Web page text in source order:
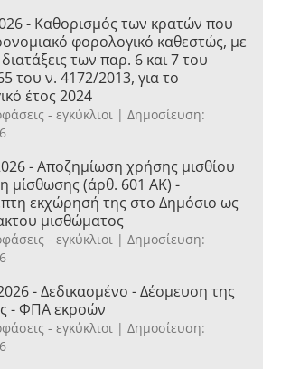
- Καθορισμός των κρατών που
φορολογικό καθεστώς, με
των παρ. 6 και 7 του
του ν. 4172/2013, για το
έτος 2024
- εγκύκλιοι
Δημοσίευση:
- Αποζημίωση χρήσης μισθίου
μίσθωσης (άρθ. 601 ΑΚ) -
εκχώρησή της στο Δημόσιο ως
μισθώματος
- εγκύκλιοι
Δημοσίευση:
- Δεδικασμένο - Δέσμευση της
- ΦΠΑ εκροών
- εγκύκλιοι
Δημοσίευση: